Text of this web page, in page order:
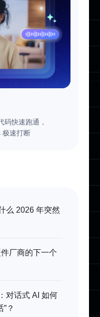
码快速跑通，
极速打断
么 2026 年突然
厂商的下一个
对话式 AI 如何
？